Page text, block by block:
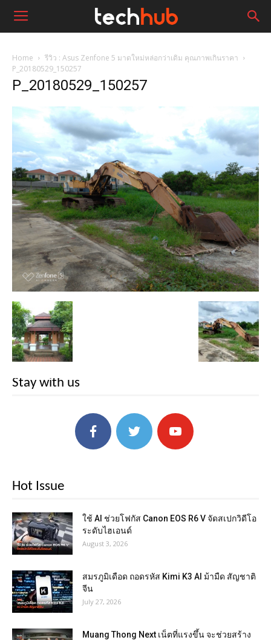
Home
รีวิว : Asus Zenfone 5 มาดใหม่หล่อกว่าเดิม คุณภาพเกินราคา
P_20180529_150257
P_20180529_150257
Stay with us
Hot Issue
ใช้ AI ช่วยโฟกัส Canon EOS R6 V จัดสเปกวิดีโอ
ระดับไฮเอนด์
August 3, 2026
สมรภูมิเดือด ถอดรหัส Kimi K3 AI ม้ามืด สัญชาติ
จีน
July 27, 2026
Muang Thong Next เน็ตที่แรงขึ้น จะช่วยสร้าง